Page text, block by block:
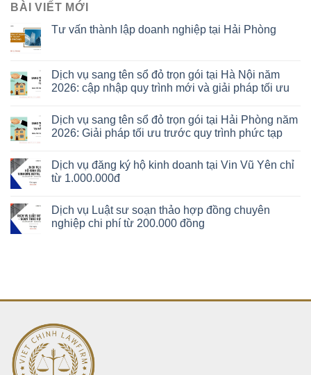
BÀI VIẾT MỚI
Tư vấn thành lập doanh nghiệp tại Hải Phòng
Dịch vụ sang tên sổ đỏ trọn gói tại Hà Nội năm
2026: cập nhập quy trình mới và giải pháp tối ưu
Dịch vụ sang tên sổ đỏ trọn gói tại Hải Phòng năm
2026: Giải pháp tối ưu trước quy trình phức tạp
Dịch vụ đăng ký hộ kinh doanh tại Vin Vũ Yên chỉ
từ 1.000.000đ
Dịch vụ Luật sư soạn thảo hợp đồng chuyên
nghiệp chi phí từ 200.000 đồng